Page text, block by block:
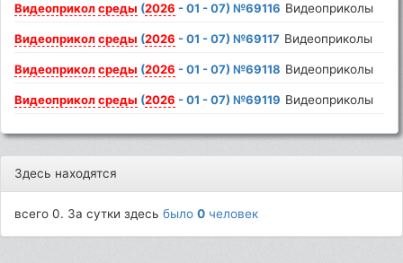
Видеоприкол среды (2026 - 01 - 07) №69116 Видеоприколы
Видеоприкол среды (2026 - 01 - 07) №69117 Видеоприколы
Видеоприкол среды (2026 - 01 - 07) №69118 Видеоприколы
Видеоприкол среды (2026 - 01 - 07) №69119 Видеоприколы
Здесь находятся
всего 0. За сутки здесьбыло0 человек